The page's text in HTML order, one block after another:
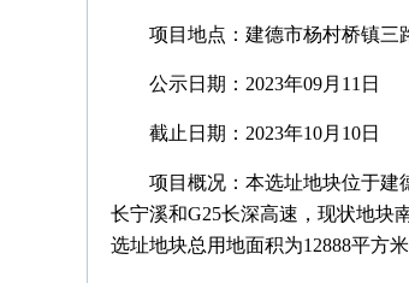
项目地点：建德市杨村桥镇三
公示日期：2023年09月11日
截止日期：2023年10月10日
项目概况： 本选址地块位于建
长宁溪和G25长深高速，现状地块
选址地块总用地面积为12888平方米